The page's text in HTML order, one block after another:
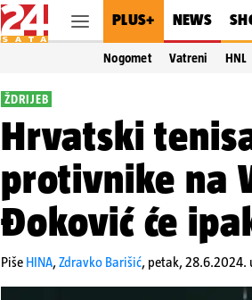
PLUS+ NEWS
Nogomet Vatreni HNL
ŽDRIJEB
Hrvatski
protivnike na
Đoković će
Piše HINA,Zdravko Barišić, petak, 28.6.2024.